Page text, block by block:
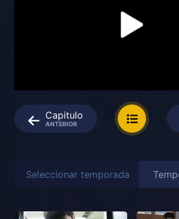
Capitulo
ANTERIOR
Seleccionar temporada